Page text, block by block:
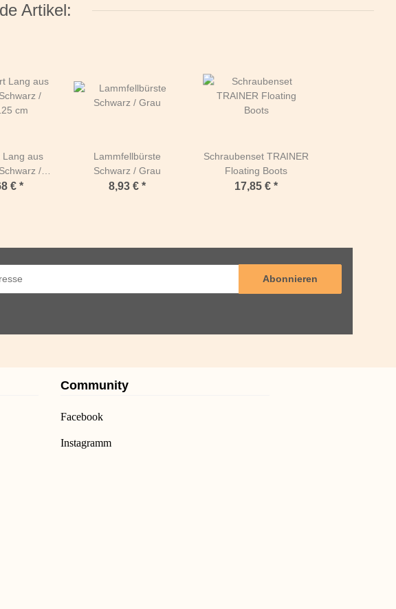
Artikel:
Lang aus
/
cm
€ *
Lammfellbürste
Schwarz / Grau
8,93 €*
Schraubenset TRAINER
Floating Boots
17,85 €*
Abonnieren
Community
Facebook
Instagramm